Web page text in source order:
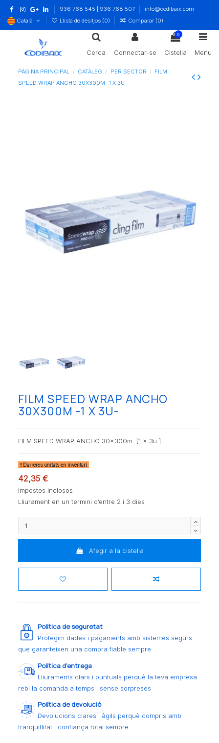
936 768 545 | 936 768 507
info@codibaix.com
Català
Llista de desitjos (0) Comparar (0)
Cerca Connectar-se
0
Cistella Menu
PÀGINA PRINCIPAL CATÀLEG PER SECTOR
FILM
SPEED WRAP ANCHO 30X300M -1 X 3U-
FILM SPEED WRAP ANCHO
30X300M -1 X 3U-
FILM SPEED WRAP ANCHO 30x300m. [1 x 3u.]
Darreres unitats en inventari
42,35 €
Impostos inclosos
Lliurament en un termini d’entre 2 i 3 dies
Afegir a la cistella
Política de seguretat
Protegim dades i pagaments amb sistemes segurs
que garanteixen una compra fiable sempre
Política d’entrega
Lliuraments clars i puntuals perquè la teva empresa
rebi la comanda a temps i sense sorpreses
Política de devolució
Devolucions clares i àgils perquè compris amb
tranquil·litat i confiança total sempre